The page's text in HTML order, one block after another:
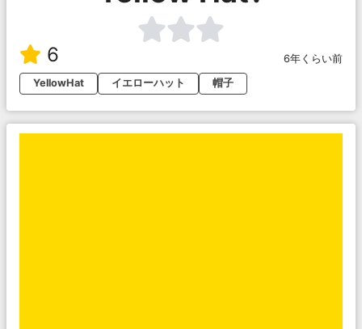
6
6年くらい前
YellowHat
イエローハット 帽子